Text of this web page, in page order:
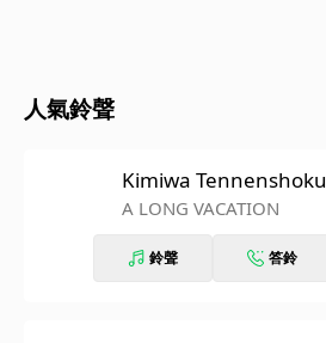
人氣鈴聲
Kimiwa Tennenshoku
A LONG VACATION
鈴聲 答鈴